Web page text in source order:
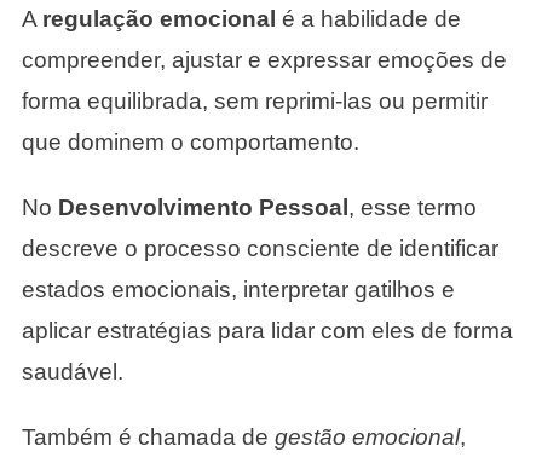
A regulação emocional é a habilidade de
compreender, ajustar e expressar emoções de
forma equilibrada, sem reprimi-las ou permitir
que dominem o comportamento.
No Desenvolvimento Pessoal, esse termo
descreve o processo consciente de identificar
estados emocionais, interpretar gatilhos e
aplicar estratégias para lidar com eles de forma
saudável.
Também é chamada de gestão emocional,